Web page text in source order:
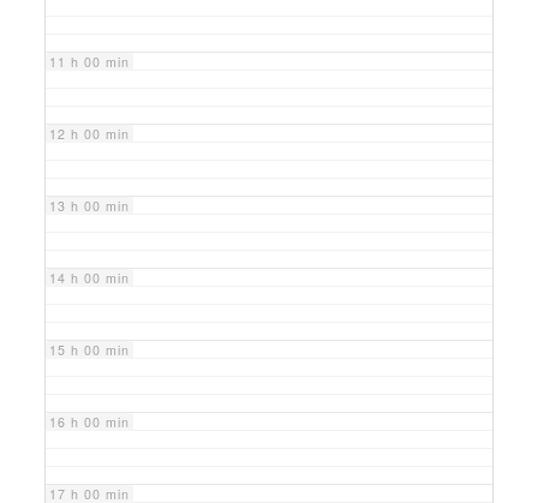
11 h 00 min
12 h 00 min
13 h 00 min
14 h 00 min
15 h 00 min
16 h 00 min
17 h 00 min